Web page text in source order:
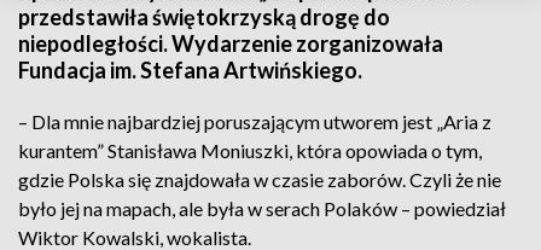
przedstawiła świętokrzyską drogę do
niepodległości. Wydarzenie zorganizowała
Fundacja im. Stefana Artwińskiego.
– Dla mnie najbardziej poruszającym utworem jest „Aria z
kurantem” Stanisława Moniuszki, która opowiada o tym,
gdzie Polska się znajdowała w czasie zaborów. Czyli że nie
było jej na mapach, ale była w serach Polaków – powiedział
Wiktor Kowalski, wokalista.